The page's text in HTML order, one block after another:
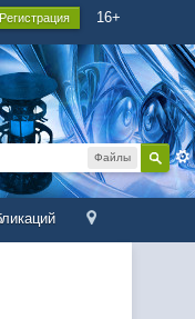
Регистрация 16+
Файлы